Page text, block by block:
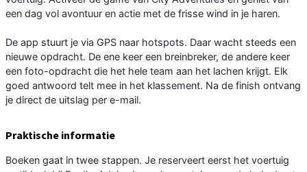
een dag vol avontuur en actie met de frisse wind in je haren.
De app stuurt je via GPS naar hotspots. Daar wacht steeds een
nieuwe opdracht. De ene keer een breinbreker, de andere keer
een foto-opdracht die het hele team aan het lachen krijgt. Elk
goed antwoord telt mee in het klassement. Na de finish ontvang
je direct de uitslag per e-mail.
Praktische informatie
Boeken gaat in twee stappen. Je reserveert eerst het voertuig